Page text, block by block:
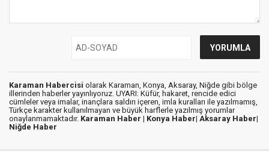
Karaman Habercisi olarak Karaman, Konya, Aksaray, Niğde gibi bölge
illerinden haberler yayınlıyoruz. UYARI: Küfür, hakaret, rencide edici
cümleler veya imalar, inançlara saldırı içeren, imla kuralları ile yazılmamış,
Türkçe karakter kullanılmayan ve büyük harflerle yazılmış yorumlar
onaylanmamaktadır. Karaman Haber | Konya Haber| Aksaray Haber|
Niğde Haber